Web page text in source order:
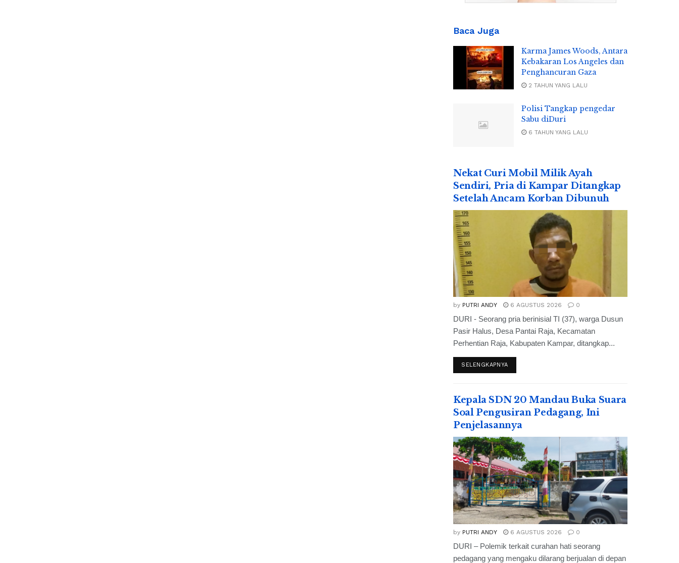
Baca Juga
Karma James Woods, Antara
Kebakaran Los Angeles dan
Penghancuran Gaza
2 TAHUN YANG LALU
Polisi Tangkap pengedar
Sabu diDuri
6 TAHUN YANG LALU
Nekat Curi Mobil Milik Ayah
Sendiri, Pria di Kampar Ditangkap
Setelah Ancam Korban Dibunuh
by PUTRI ANDY 6 AGUSTUS 2026 0
DURI - Seorang pria berinisial TI (37), warga Dusun
Pasir Halus, Desa Pantai Raja, Kecamatan
Perhentian Raja, Kabupaten Kampar, ditangkap...
SELENGKAPNYA
Kepala SDN 20 Mandau Buka Suara
Soal Pengusiran Pedagang, Ini
Penjelasannya
by PUTRI ANDY 6 AGUSTUS 2026 0
DURI – Polemik terkait curahan hati seorang
pedagang yang mengaku dilarang berjualan di depan